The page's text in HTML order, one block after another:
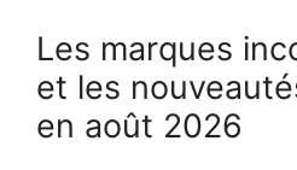
Les marques
et les
en août 2026